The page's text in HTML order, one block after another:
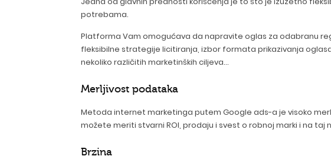
potrebama.
Platforma Vam omogućava da napravite oglas za odabranu
fleksibilne strategije licitiranja, izbor formata prikazivanja
nekoliko različitih marketinških ciljeva...
Merljivost podataka
Metoda internet marketinga putem Google ads-a je visoko
možete meriti stvarni ROI, prodaju i svest o robnoj marki i na
Brzina